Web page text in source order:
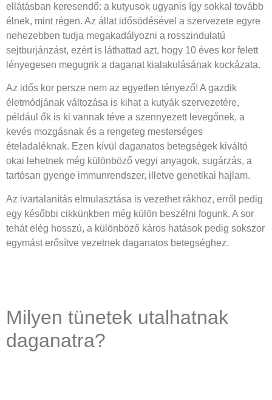
ellátásban keresendő: a kutyusok ugyanis így sokkal tovább
élnek, mint régen. Az állat idősödésével a szervezete egyre
nehezebben tudja megakadályozni a rosszindulatú
sejtburjánzást, ezért is láthattad azt, hogy 10 éves kor felett
lényegesen megugrik a daganat kialakulásának kockázata.
Az idős kor persze nem az egyetlen tényező! A gazdik
életmódjának változása is kihat a kutyák szervezetére,
például ők is ki vannak téve a szennyezett levegőnek, a
kevés mozgásnak és a rengeteg mesterséges
ételadaléknak. Ezen kívül daganatos betegségek kiváltó
okai lehetnek még különböző vegyi anyagok, sugárzás, a
tartósan gyenge immunrendszer, illetve genetikai hajlam.
Az ivartalanítás elmulasztása is vezethet rákhoz, erről pedig
egy későbbi cikkünkben még külön beszélni fogunk. A sor
tehát elég hosszú, a különböző káros hatások pedig sokszor
egymást erősítve vezetnek daganatos betegséghez.
Milyen tünetek utalhatnak
daganatra?